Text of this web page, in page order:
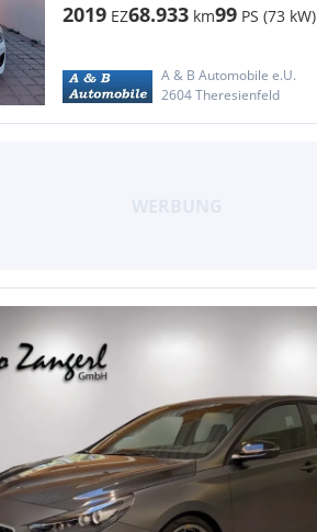
2019 EZ68.933 km99 PS (73 kW)
A & B Automobile e.U.
2604 Theresienfeld